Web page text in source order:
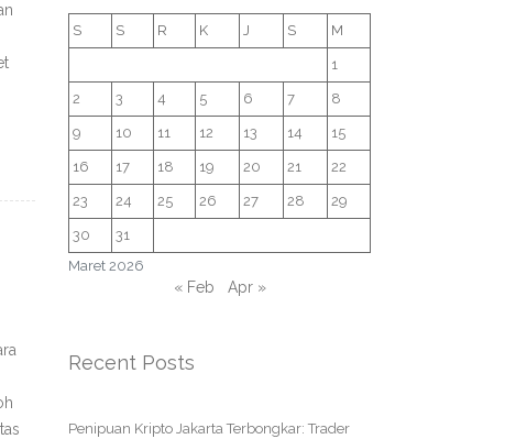
Maret 2026
S S R K J S M
1
2 3 4 5 6 7 8
9 10 11 12 13 14 15
16 17 18 19 20 21 22
23 24 25 26 27 28 29
30 31
« Feb Apr »
Recent Posts
Penipuan Kripto Jakarta Terbongkar: Trader